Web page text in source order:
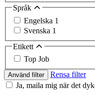
Språk
Engelska 1
Svenska 1
Etikett
Top Job
Använd filter
Rensa filter
Ja, maila mig när det